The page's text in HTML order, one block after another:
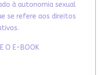
à autonomia sexual
se refere aos direitos
O E-BOOK